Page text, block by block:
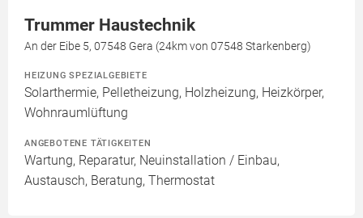
Trummer Haustechnik
An der Eibe 5, 07548 Gera (24km von 07548 Starkenberg)
HEIZUNG SPEZIALGEBIETE
Solarthermie, Pelletheizung, Holzheizung, Heizkörper,
Wohnraumlüftung
ANGEBOTENE TÄTIGKEITEN
Wartung, Reparatur, Neuinstallation / Einbau,
Austausch, Beratung, Thermostat